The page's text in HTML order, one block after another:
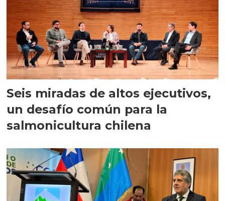
Seis miradas de altos ejecutivos,
un desafío común para la
salmonicultura chilena